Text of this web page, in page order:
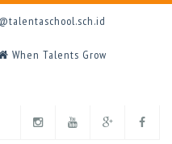
When Talents Grow